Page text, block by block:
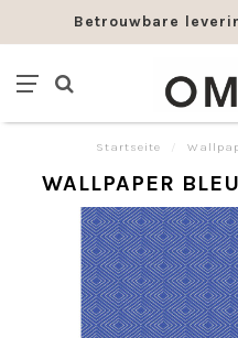
Betrouwbare
Startseite
WALLPAPER